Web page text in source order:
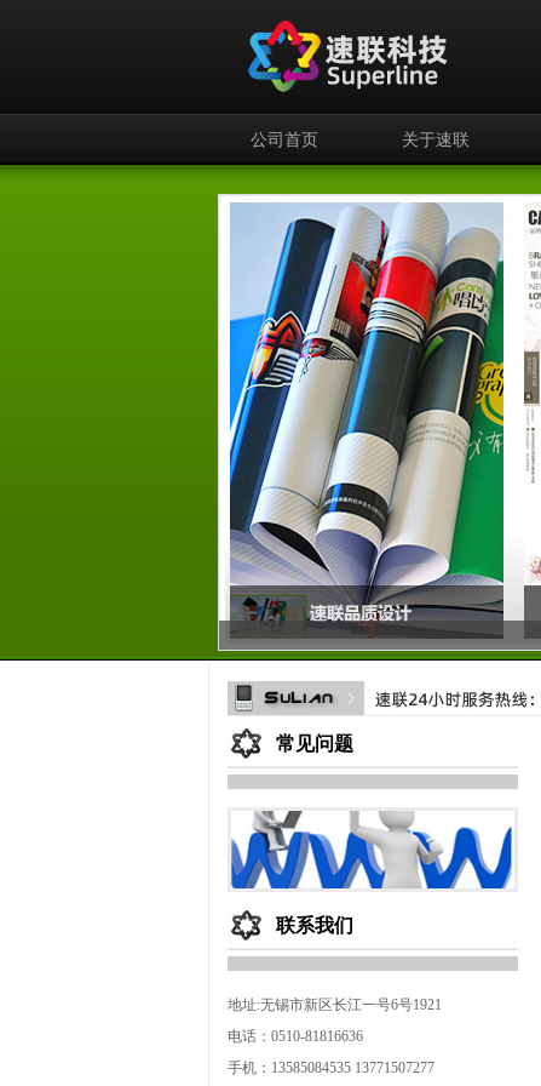
公司首页 关于速联
常见问题
联系我们
地址:无锡市新区长江一号6号1921
电话：0510-81816636
手机：13585084535 13771507277